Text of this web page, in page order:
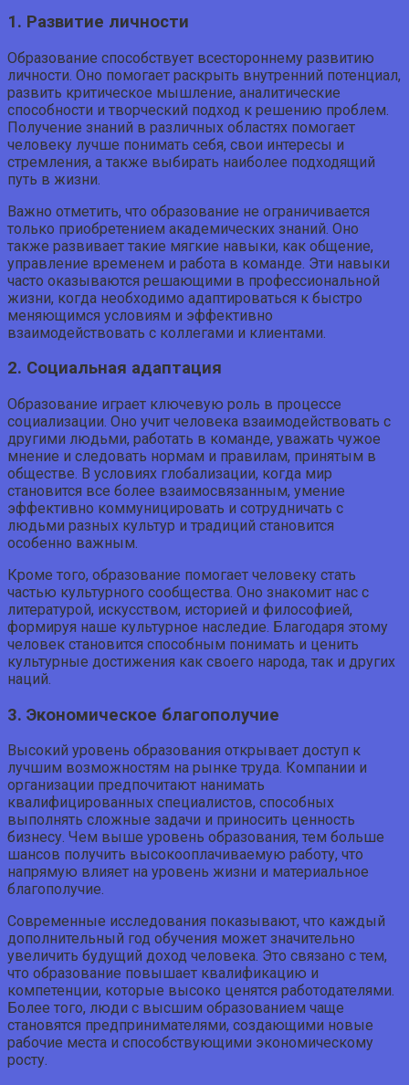
1. Развитие личности
Образование способствует всестороннему развитию
личности. Оно помогает раскрыть внутренний потенциал,
развить критическое мышление, аналитические
способности и творческий подход к решению проблем.
Получение знаний в различных областях помогает
человеку лучше понимать себя, свои интересы и
стремления, а также выбирать наиболее подходящий
путь в жизни.
Важно отметить, что образование не ограничивается
только приобретением академических знаний. Оно
также развивает такие мягкие навыки, как общение,
управление временем и работа в команде. Эти навыки
часто оказываются решающими в профессиональной
жизни, когда необходимо адаптироваться к быстро
меняющимся условиям и эффективно
взаимодействовать с коллегами и клиентами.
2. Социальная адаптация
Образование играет ключевую роль в процессе
социализации. Оно учит человека взаимодействовать с
другими людьми, работать в команде, уважать чужое
мнение и следовать нормам и правилам, принятым в
обществе. В условиях глобализации, когда мир
становится все более взаимосвязанным, умение
эффективно коммуницировать и сотрудничать с
людьми разных культур и традиций становится
особенно важным.
Кроме того, образование помогает человеку стать
частью культурного сообщества. Оно знакомит нас с
литературой, искусством, историей и философией,
формируя наше культурное наследие. Благодаря этому
человек становится способным понимать и ценить
культурные достижения как своего народа, так и других
наций.
3. Экономическое благополучие
Высокий уровень образования открывает доступ к
лучшим возможностям на рынке труда. Компании и
организации предпочитают нанимать
квалифицированных специалистов, способных
выполнять сложные задачи и приносить ценность
бизнесу. Чем выше уровень образования, тем больше
шансов получить высокооплачиваемую работу, что
напрямую влияет на уровень жизни и материальное
благополучие.
Современные исследования показывают, что каждый
дополнительный год обучения может значительно
увеличить будущий доход человека. Это связано с тем,
что образование повышает квалификацию и
компетенции, которые высоко ценятся работодателями.
Более того, люди с высшим образованием чаще
становятся предпринимателями, создающими новые
рабочие места и способствующими экономическому
росту.